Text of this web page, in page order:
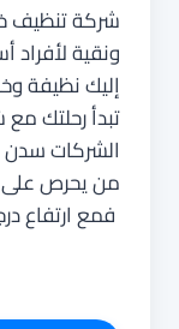
شركة تنظيف
ونقية
إليك نظيفة
تبدأ رحلتك
الشركات سدن
من يحرص على
فمع ارتفاع